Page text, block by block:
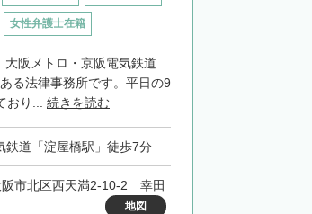
女性弁護士在籍
阪メトロ・京阪電気鉄道
る法律事務所です。平日の9
おり... 続きを読む
鉄道「淀屋橋駅」徒歩7分
市北区西天満2-10-2 幸田
地図